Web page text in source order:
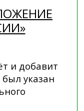
и добавит
указан